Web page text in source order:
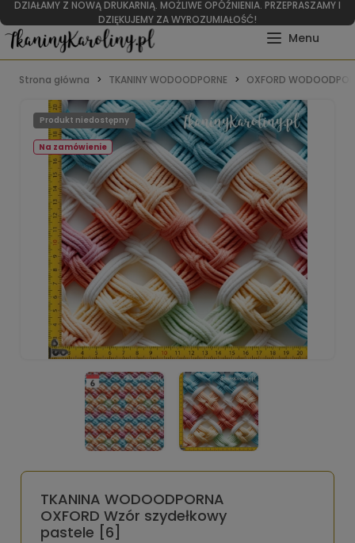
DZIAŁAMY Z NOWĄ DRUKARNIĄ. MOŻLIWE OPÓŹNIENIA. PRZEPRASZAMY I
DZIĘKUJEMY ZA WYROZUMIAŁOŚĆ!
Strona główna TKANINY WODOODPORNE OXFORD
Na zamówienie
Produkt niedostępny
TKANINA WODOODPORNA
OXFORD Wzór szydełkowy
pastele [6]